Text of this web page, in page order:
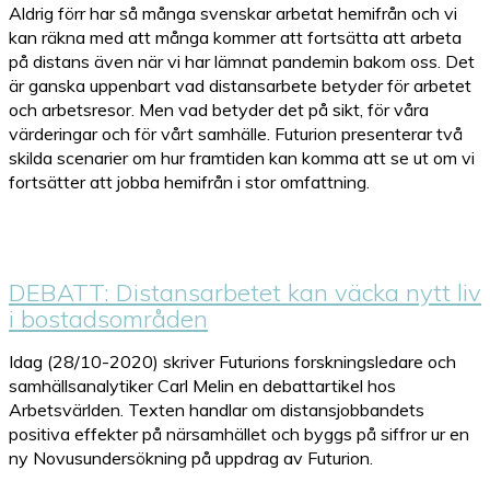
Aldrig förr har så många svenskar arbetat hemifrån och vi
kan räkna med att många kommer att fortsätta att arbeta
på distans även när vi har lämnat pandemin bakom oss. Det
är ganska uppenbart vad distansarbete betyder för arbetet
och arbetsresor. Men vad betyder det på sikt, för våra
värderingar och för vårt samhälle. Futurion presenterar två
skilda scenarier om hur framtiden kan komma att se ut om vi
fortsätter att jobba hemifrån i stor omfattning.
DEBATT: Distansarbetet kan väcka nytt liv
i bostadsområden
Idag (28/10-2020) skriver Futurions forskningsledare och
samhällsanalytiker Carl Melin en debattartikel hos
Arbetsvärlden. Texten handlar om distansjobbandets
positiva effekter på närsamhället och byggs på siffror ur en
ny Novusundersökning på uppdrag av Futurion.